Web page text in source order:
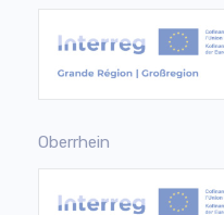
Oberrhein